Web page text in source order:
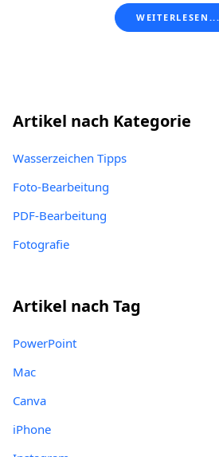
WEITERLESEN...
Artikel nach Kategorie
Wasserzeichen Tipps
Foto-Bearbeitung
PDF-Bearbeitung
Fotografie
Artikel nach Tag
PowerPoint
Mac
Canva
iPhone